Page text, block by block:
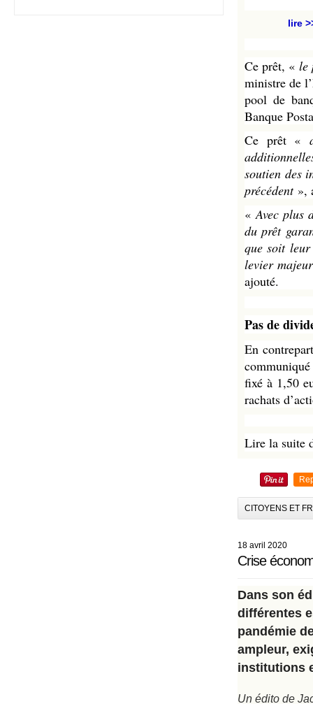
lire
Ce prêt, « le
ministre de
pool de
Banque
Ce prêt «
soutien des
précédent»,
«Avec plus
du prêt
que soit
levier
ajouté.
Pas de
En
fixé à 1,50
rachats
Lire la suite
CITOYENS ET
18 avril 2020
Crise
Dans son
différentes
pandémie
ampleur,
institutions
Un édito de